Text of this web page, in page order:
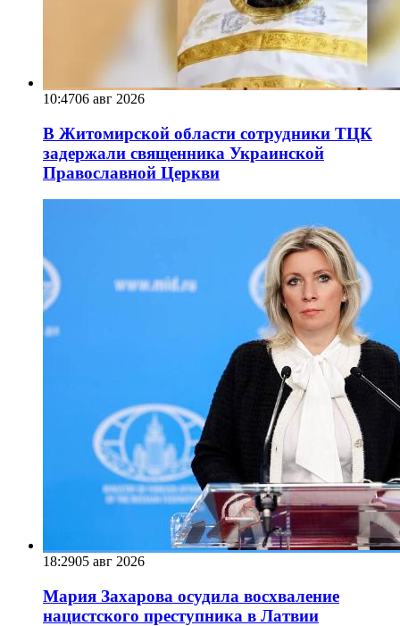
10:4706 авг 2026
В Житомирской области сотрудники ТЦК
задержали священника Украинской
Православной Церкви
18:2905 авг 2026
Мария Захарова осудила восхваление
нацистского преступника в Латвии